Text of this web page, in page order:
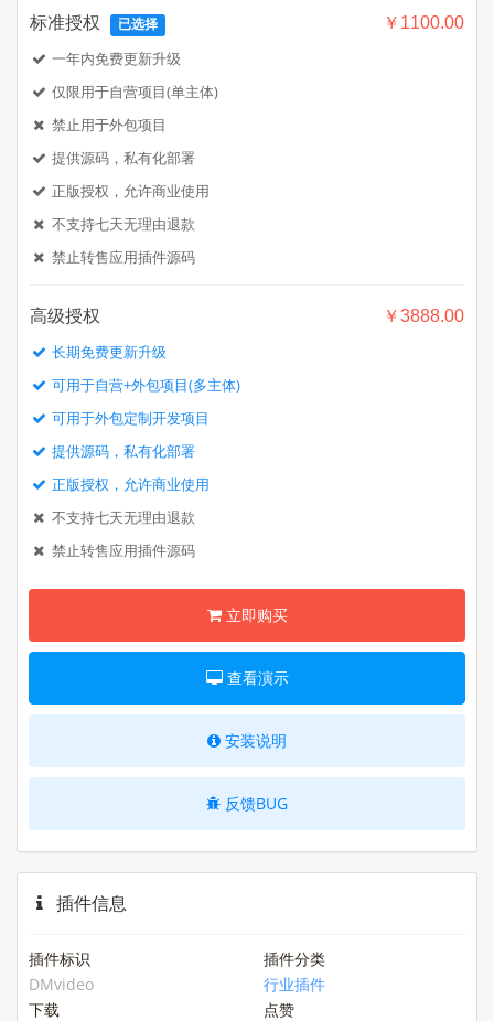
标准授权 已选择 ￥1100.00
一年内免费更新升级
仅限用于自营项目(单主体)
禁止用于外包项目
提供源码，私有化部署
正版授权，允许商业使用
不支持七天无理由退款
禁止转售应用插件源码
高级授权 ￥3888.00
长期免费更新升级
可用于自营+外包项目(多主体)
可用于外包定制开发项目
提供源码，私有化部署
正版授权，允许商业使用
不支持七天无理由退款
禁止转售应用插件源码
立即购买
查看演示
安装说明
反馈BUG
插件信息
插件标识
DMvideo
插件分类
行业插件
下载
点赞